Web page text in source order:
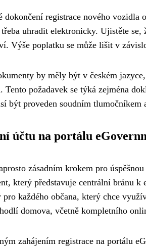
dokončení registrace nového
uhradit elektronicky. Ujistěte
Výše poplatku se může lišit v
by měly být v českém
. Tento požadavek se týká zejména
být proveden soudním tlumočníkem
účtu na portálu
zásadním krokem pro
který představuje centrální bránu
pro každého občana, který chce
domova, včetně kompletního
zahájením registrace na portálu